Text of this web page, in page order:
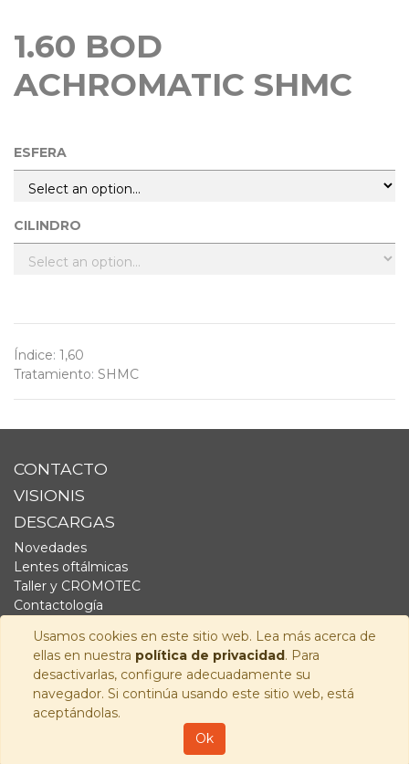
Usamos cookies en este sitio web. Lea más acerca de
ellas en nuestra política de privacidad. Para
desactivarlas, configure adecuadamente su
navegador. Si continúa usando este sitio web, está
aceptándolas.
Ok
1.60 BOD
ACHROMATIC SHMC
ESFERA
CILINDRO
Índice: 1,60
Tratamiento: SHMC
CONTACTO
VISIONIS
DESCARGAS
Novedades
Lentes oftálmicas
Taller y CROMOTEC
Contactología
Fornitura
Audiología
SÍGUENOS
Visionis Distribución S.L.
Aviso Legal -